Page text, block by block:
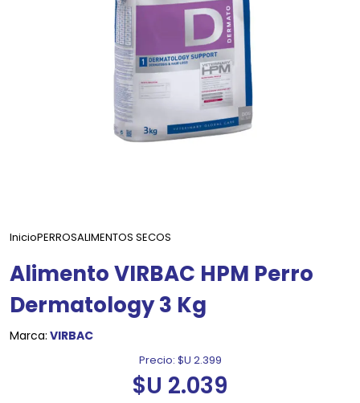
InicioPERROSALIMENTOS SECOS
Alimento VIRBAC HPM Perro
Dermatology 3 Kg
Marca: VIRBAC
Precio: $U 2.399
$U 2.039